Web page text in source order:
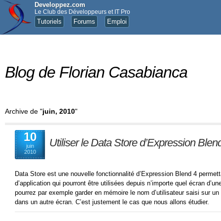
Developpez.com
Le Club des Développeurs et IT Pro
Tutoriels Forums Emploi
Blog de Florian Casabianca
Archive de "juin, 2010"
10
juin
2010
Utiliser le Data Store d’Expression
Data Store est une nouvelle fonctionnalité d’Expression Blend 4
d’application qui pourront être utilisées depuis n’importe quel écran
pourrez par exemple garder en mémoire le nom d’utilisateur saisi sur
dans un autre écran. C’est justement le cas que nous allons étudier.